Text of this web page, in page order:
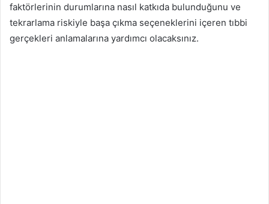
faktörlerinin durumlarına nasıl katkıda bulunduğunu ve
tekrarlama riskiyle başa çıkma seçeneklerini içeren tıbbi
gerçekleri anlamalarına yardımcı olacaksınız.